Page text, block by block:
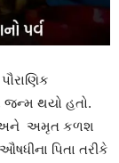
પૌરાણિક
જન્મ થયો હતો.
અમૃત કળશ
ઔષધીના પિતા તરીકે